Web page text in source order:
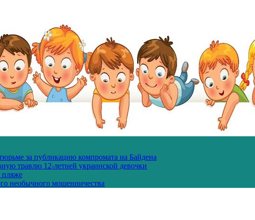
за публикацию компромата на Байдена
травлю 12-летней украинской девочки
пляже
необычного мошенничества